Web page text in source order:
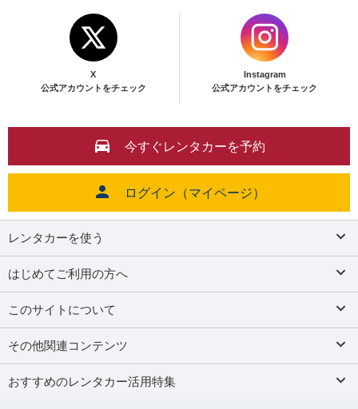
X
公式アカウントをチェック
Instagram
公式アカウントをチェック
今すぐレンタカーを予約
ログイン（マイページ）
レンタカーを使う
はじめてご利用の方へ
このサイトについて
その他関連コンテンツ
おすすめのレンタカー活用特集